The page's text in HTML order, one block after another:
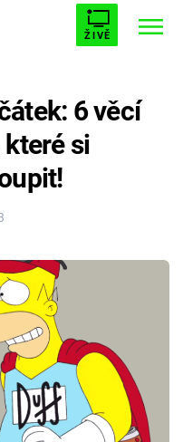
ŽIVĚ
5
6 věcí
si